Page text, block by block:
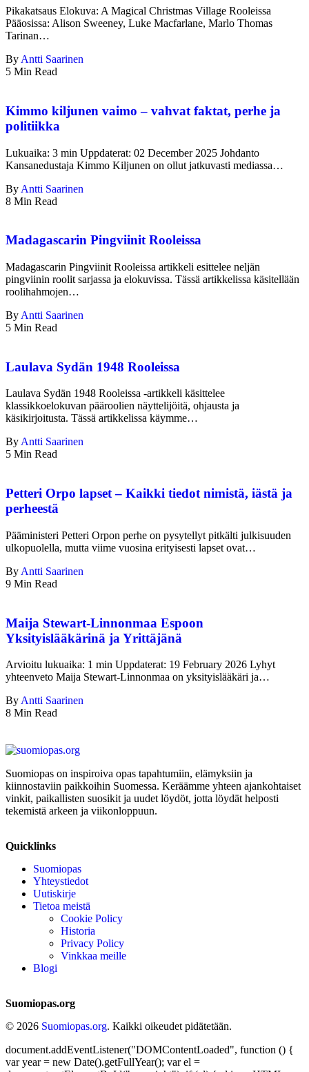
Pikakatsaus Elokuva: A Magical Christmas Village Rooleissa
Pääosissa: Alison Sweeney, Luke Macfarlane, Marlo Thomas
Tarinan…
By Antti Saarinen
5 Min Read
Kimmo kiljunen vaimo – vahvat faktat, perhe ja
politiikka
Lukuaika: 3 min Uppdaterat: 02 December 2025 Johdanto
Kansanedustaja Kimmo Kiljunen on ollut jatkuvasti mediassa…
By Antti Saarinen
8 Min Read
Madagascarin Pingviinit Rooleissa
Madagascarin Pingviinit Rooleissa artikkeli esittelee neljän
pingviinin roolit sarjassa ja elokuvissa. Tässä artikkelissa käsitellään
roolihahmojen…
By Antti Saarinen
5 Min Read
Laulava Sydän 1948 Rooleissa
Laulava Sydän 1948 Rooleissa -artikkeli käsittelee
klassikkoelokuvan pääroolien näyttelijöitä, ohjausta ja
käsikirjoitusta. Tässä artikkelissa käymme…
ByAntti Saarinen
5 Min Read
Petteri Orpo lapset – Kaikki tiedot nimistä, iästä ja
perheestä
Pääministeri Petteri Orpon perhe on pysytellyt pitkälti julkisuuden
ulkopuolella, mutta viime vuosina erityisesti lapset ovat…
By Antti Saarinen
9 Min Read
Maija Stewart-Linnonmaa Espoon
Yksityislääkärinä ja Yrittäjänä
Arvioitu lukuaika: 1 min Uppdaterat: 19 February 2026 Lyhyt
yhteenveto Maija Stewart-Linnonmaa on yksityislääkäri ja…
By Antti Saarinen
8 Min Read
Suomiopas on inspiroiva opas tapahtumiin, elämyksiin ja
kiinnostaviin paikkoihin Suomessa. Keräämme yhteen ajankohtaiset
vinkit, paikallisten suosikit ja uudet löydöt, jotta löydät helposti
tekemistä arkeen ja viikonloppuun.
Quicklinks
Suomiopas
Yhteystiedot
Uutiskirje
Tietoa meistä
Cookie Policy
Historia
Privacy Policy
Vinkkaa meille
Blogi
Suomiopas.org
© 2026 Suomiopas.org. Kaikki oikeudet pidätetään.
document.addEventListener("DOMContentLoaded", function () {
var year = new Date().getFullYear(); var el =